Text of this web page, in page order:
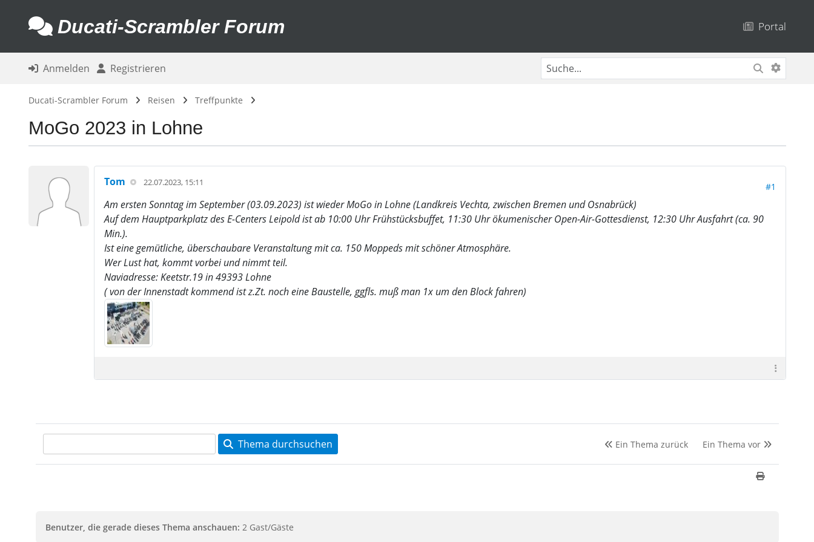
Ducati-Scrambler Forum Portal
Anmelden Registrieren
Ducati-Scrambler Forum Reisen Treffpunkte
MoGo 2023 in Lohne
Tom 22.07.2023, 15:11 #1
Am ersten Sonntag im September (03.09.2023) ist wieder MoGo in Lohne (Landkreis Vechta, zwischen Bremen und Osnabrück)
Auf dem Hauptparkplatz des E-Centers Leipold ist ab 10:00 Uhr Frühstücksbuffet, 11:30 Uhr ökumenischer Open-Air-Gottesdienst, 12:30 Uhr Ausfahrt (ca. 90
Min.).
Ist eine gemütliche, überschaubare Veranstaltung mit ca. 150 Moppeds mit schöner Atmosphäre.
Wer Lust hat, kommt vorbei und nimmt teil.
Naviadresse: Keetstr.19 in 49393 Lohne
( von der Innenstadt kommend ist z.Zt. noch eine Baustelle, ggfls. muß man 1x um den Block fahren)
Thema durchsuchen Ein Thema zurück Ein Thema vor
Benutzer, die gerade dieses Thema anschauen: 2 Gast/Gäste